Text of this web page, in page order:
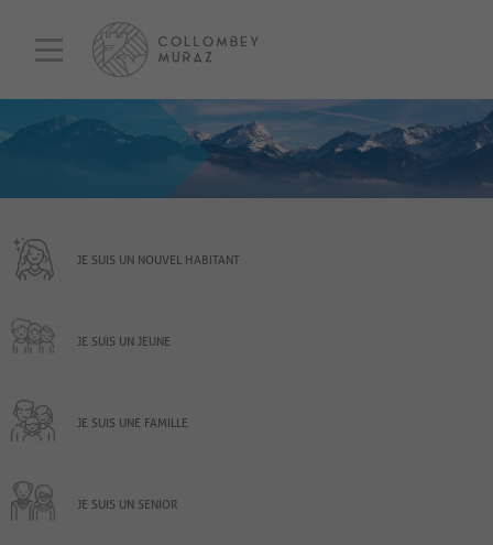
JE SUIS UN NOUVEL HABITANT
JE SUIS UN JEUNE
JE SUIS UNE FAMILLE
JE SUIS UN SENIOR